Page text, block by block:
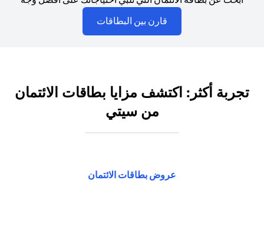
قارن بين البطاقات
تجربة أكثر: اكتشف مزايا بطاقات الائتمان
من سيتي
عروض بطاقات الائتمان